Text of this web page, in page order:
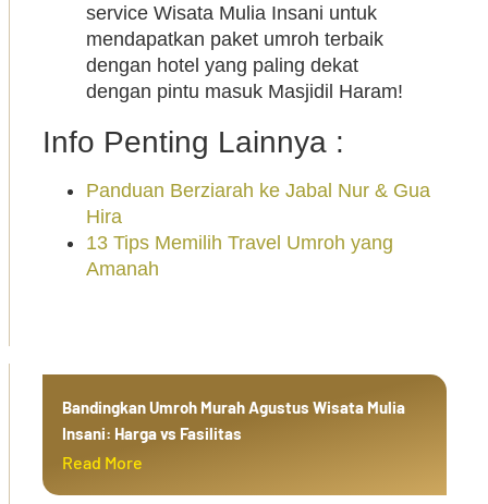
service Wisata Mulia Insani untuk
mendapatkan paket umroh terbaik
dengan hotel yang paling dekat
dengan pintu masuk Masjidil Haram!
Info Penting Lainnya :
Panduan Berziarah ke Jabal Nur & Gua
Hira
13 Tips Memilih Travel Umroh yang
Amanah
Bandingkan Umroh Murah Agustus Wisata Mulia
Insani: Harga vs Fasilitas
Read More